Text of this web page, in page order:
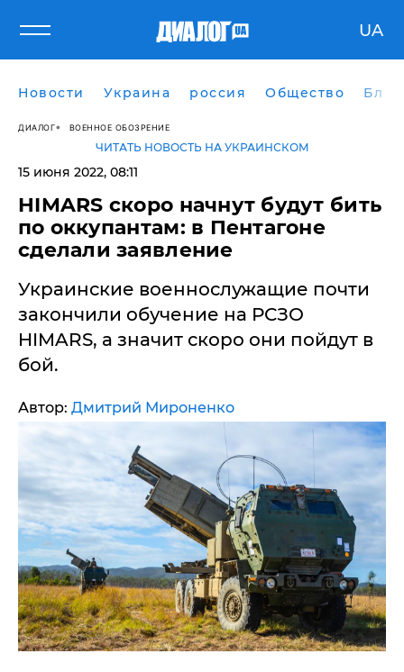
UA
Новости Украина россия Общество
ДИАЛОГ ВОЕННОЕ ОБОЗРЕНИЕ
ЧИТАТЬ НОВОСТЬ НА УКРАИНСКОМ
15 июня 2022, 08:11
​HIMARS скоро начнут будут бить
по оккупантам: в Пентагоне
сделали заявление
Украинские военнослужащие почти
закончили обучение на РСЗО
HIMARS, а значит скоро они пойдут в
бой.
Автор: Дмитрий Мироненко